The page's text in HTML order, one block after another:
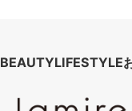
BEAUTYLIFESTYLE